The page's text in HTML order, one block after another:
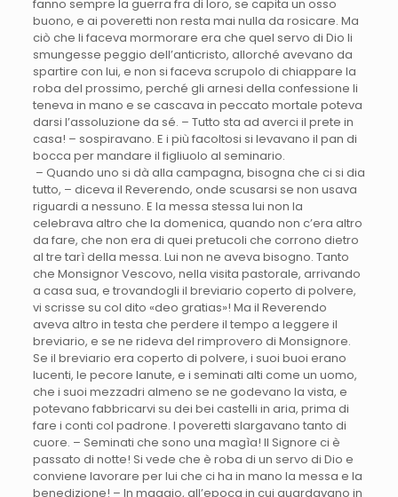
fanno sempre la guerra fra di loro, se capita un osso
buono, e ai poveretti non resta mai nulla da rosicare. Ma
ciò che li faceva mormorare era che quel servo di Dio li
smungesse peggio dell’anticristo, allorché avevano da
spartire con lui, e non si faceva scrupolo di chiappare la
roba del prossimo, perché gli arnesi della confessione li
teneva in mano e se cascava in peccato mortale poteva
darsi l’assoluzione da sé. – Tutto sta ad averci il prete in
casa! – sospiravano. E i più facoltosi si levavano il pan di
bocca per mandare il figliuolo al seminario.
– Quando uno si dà alla campagna, bisogna che ci si dia
tutto, – diceva il Reverendo, onde scusarsi se non usava
riguardi a nessuno. E la messa stessa lui non la
celebrava altro che la domenica, quando non c’era altro
da fare, che non era di quei pretucoli che corrono dietro
al tre tarì della messa. Lui non ne aveva bisogno. Tanto
che Monsignor Vescovo, nella visita pastorale, arrivando
a casa sua, e trovandogli il breviario coperto di polvere,
vi scrisse su col dito «deo gratias»! Ma il Reverendo
aveva altro in testa che perdere il tempo a leggere il
breviario, e se ne rideva del rimprovero di Monsignore.
Se il breviario era coperto di polvere, i suoi buoi erano
lucenti, le pecore lanute, e i seminati alti come un uomo,
che i suoi mezzadri almeno se ne godevano la vista, e
potevano fabbricarvi su dei bei castelli in aria, prima di
fare i conti col padrone. I poveretti slargavano tanto di
cuore. – Seminati che sono una magìa! Il Signore ci è
passato di notte! Si vede che è roba di un servo di Dio e
conviene lavorare per lui che ci ha in mano la messa e la
benedizione! – In maggio, all’epoca in cui guardavano in